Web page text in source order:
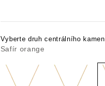
Vyberte druh centrálního
Safír orange